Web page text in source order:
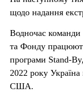
щодо надання
Водночас команди
та Фонду
програми Stand-
2022 року
США.